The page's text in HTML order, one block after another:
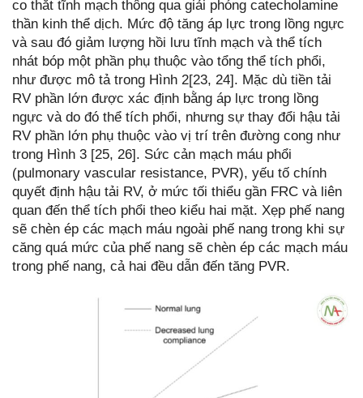
co thắt tĩnh mạch thông qua giải phóng catecholamine
thần kinh thể dịch. Mức độ tăng áp lực trong lồng ngực
và sau đó giảm lượng hồi lưu tĩnh mạch và thể tích
nhát bóp một phần phụ thuộc vào tổng thể tích phổi,
như được mô tả trong Hình 2[23, 24]. Mặc dù tiền tải
RV phần lớn được xác định bằng áp lực trong lồng
ngực và do đó thể tích phổi, nhưng sự thay đổi hậu tải
RV phần lớn phụ thuộc vào vị trí trên đường cong như
trong Hình 3 [25, 26]. Sức cản mạch máu phổi
(pulmonary vascular resistance, PVR), yếu tố chính
quyết định hậu tải RV, ở mức tối thiểu gần FRC và liên
quan đến thể tích phổi theo kiểu hai mặt. Xẹp phế nang
sẽ chèn ép các mạch máu ngoài phế nang trong khi sự
căng quá mức của phế nang sẽ chèn ép các mạch máu
trong phế nang, cả hai đều dẫn đến tăng PVR.